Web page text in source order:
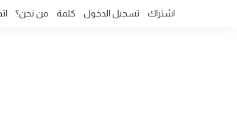
اشتراك تسجيل الدخول كلمة من نحن؟